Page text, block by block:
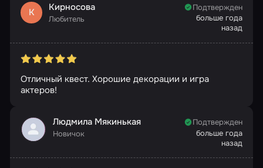
К Кирносова
Любитель
Подтвержден
больше года
назад
Отличный квест. Хорошие декорации и игра
актеров!
Людмила Мякинькая
Новичок
Подтвержден
больше года
назад